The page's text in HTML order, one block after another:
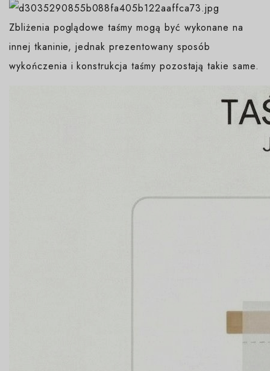
Zbliżenia poglądowe taśmy mogą być wykonane na
innej tkaninie, jednak prezentowany sposób
wykończenia i konstrukcja taśmy pozostają takie same.